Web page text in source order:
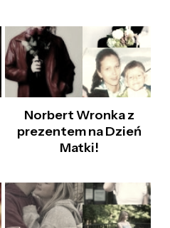
Norbert Wronka z
prezentem na Dzień
Matki!